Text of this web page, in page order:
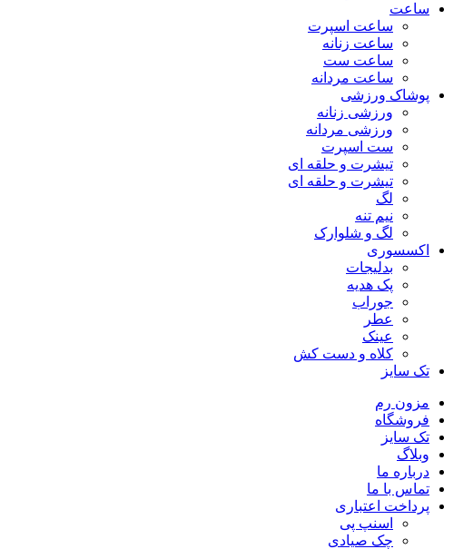
ساعت
ساعت اسپرت
ساعت زنانه
ساعت ست
ساعت مردانه
پوشاک ورزشی
ورزشی زنانه
ورزشی مردانه
ست اسپرت
تیشرت و حلقه ای
تیشرت و حلقه ای
لگ
نیم تنه
لگ و شلوارک
اکسسوری
بدلیجات
پک هدیه
جوراب
عطر
عینک
کلاه و دست کش
تک سایز
مزون رم
فروشگاه
تک سایز
وبلاگ
درباره ما
تماس با ما
پرداخت اعتباری
اسنپ پی
چک صیادی